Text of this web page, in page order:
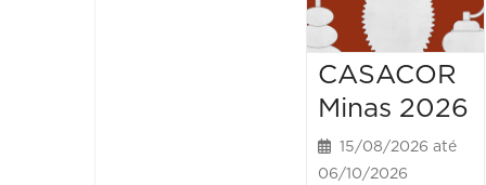
CASACOR
Minas 2026
15/08/2026 até
06/10/2026